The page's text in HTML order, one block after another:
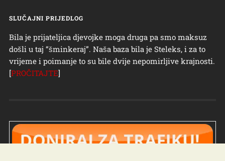
SLUČAJNI PRIJEDLOG
Bila je prijateljica djevojke moga druga pa smo maksuz
došli u taj “šminkeraj”. Naša baza bila je Steleks, i za to
vrijeme i poimanje to su bile dvije nepomirljive krajnosti.
[PROČITAJTE]